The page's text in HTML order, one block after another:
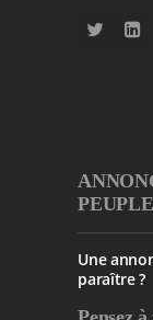
PEUPLE
Une
paraître ?